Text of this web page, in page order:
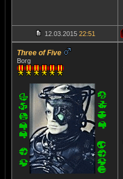
12.03.2015 22:51
Three of Five
Borg